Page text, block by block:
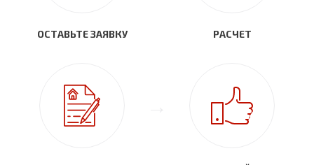
ОСТАВЬТЕ ЗАЯВКУ РАСЧЕТ